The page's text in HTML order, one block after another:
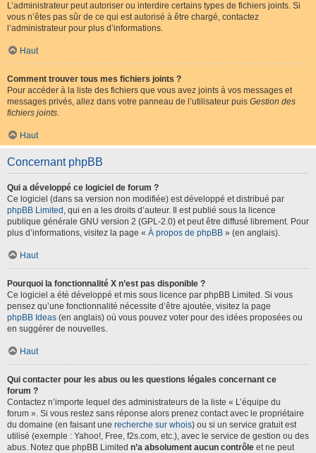
L’administrateur peut autoriser ou interdire certains types de fichiers joints. Si
vous n’êtes pas sûr de ce qui est autorisé à être chargé, contactez
l’administrateur pour plus d’informations.
Haut
Comment trouver tous mes fichiers joints ?
Pour accéder à la liste des fichiers que vous avez joints à vos messages et
messages privés, allez dans votre panneau de l’utilisateur puis Gestion des
fichiers joints.
Haut
Concernant phpBB
Qui a développé ce logiciel de forum ?
Ce logiciel (dans sa version non modifiée) est développé et distribué par
phpBB Limited , qui en a les droits d’auteur. Il est publié sous la licence
publique générale GNU version 2 (GPL-2.0) et peut être diffusé librement. Pour
plus d’informations, visitez la page « À propos de phpBB » (en anglais).
Haut
Pourquoi la fonctionnalité X n’est pas disponible ?
Ce logiciel a été développé et mis sous licence par phpBB Limited. Si vous
pensez qu’une fonctionnalité nécessite d’être ajoutée, visitez la page
phpBB Ideas (en anglais) où vous pouvez voter pour des idées proposées ou
en suggérer de nouvelles.
Haut
Qui contacter pour les abus ou les questions légales concernant ce
forum ?
Contactez n’importe lequel des administrateurs de la liste « L’équipe du
forum ». Si vous restez sans réponse alors prenez contact avec le propriétaire
du domaine (en faisant une recherche sur whois) ou si un service gratuit est
utilisé (exemple : Yahoo!, Free, f2s.com, etc.), avec le service de gestion ou des
abus. Notez que phpBB Limited n’a absolument aucun contrôle et ne peut